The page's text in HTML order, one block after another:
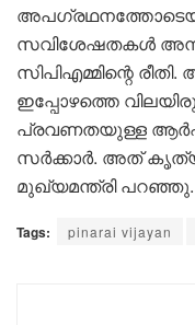
സവിശേഷതകൾ
സിപിഎമ്മിന്റെ
ഇപ്പോഴത്തെ
പ്രവണതയുള്ള
സർക്കാർ. അത്
മുഖ്യമന്ത്രി പറഞ്ഞു.
Tags: pinarai vijayan